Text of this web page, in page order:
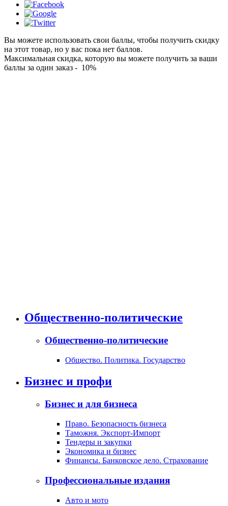
Вы можете использовать свои баллы, чтобы получить скидку
на этот товар, но у вас пока нет баллов.
Максимальная скидка, которую вы можете получить за ваши
баллы за один заказ - 10%
Общественно-политические
Общественно-политические
Общество. Политика. Государство
Бизнес и профи
Бизнес и для бизнеса
Право. Безопасность бизнеса
Таможня. Экспорт-Импорт
Тендеры и закупки
Экономика и бизнес
Финансы. Банковское дело. Страхование
Профессиональные издания
Авто и мото